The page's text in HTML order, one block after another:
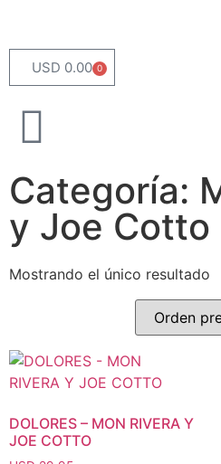
USD 0.00 0
Categoría:
y Joe Cotto
Mostrando el único resultado
DOLORES – MON RIVERA Y
JOE COTTO